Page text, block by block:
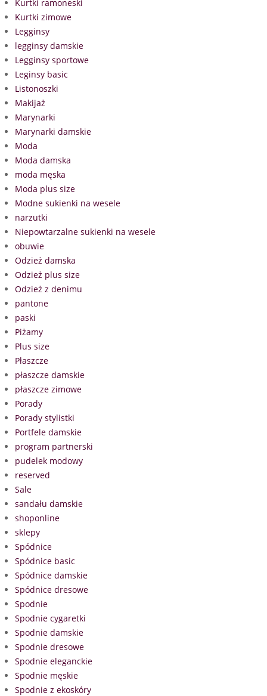
Kurtki ramoneski
Kurtki zimowe
Legginsy
legginsy damskie
Legginsy sportowe
Leginsy basic
Listonoszki
Makijaż
Marynarki
Marynarki damskie
Moda
Moda damska
moda męska
Moda plus size
Modne sukienki na wesele
narzutki
Niepowtarzalne sukienki na wesele
obuwie
Odzież damska
Odzież plus size
Odzież z denimu
pantone
paski
Piżamy
Plus size
Płaszcze
płaszcze damskie
płaszcze zimowe
Porady
Porady stylistki
Portfele damskie
program partnerski
pudelek modowy
reserved
Sale
sandału damskie
shoponline
sklepy
Spódnice
Spódnice basic
Spódnice damskie
Spódnice dresowe
Spodnie
Spodnie cygaretki
Spodnie damskie
Spodnie dresowe
Spodnie eleganckie
Spodnie męskie
Spodnie z ekoskóry